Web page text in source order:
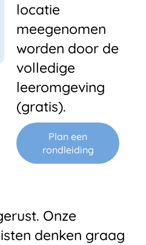
locatie
meegenomen
worden door de
volledige
leeromgeving
(gratis).
Plan een
rondleiding
Onze
denken graag